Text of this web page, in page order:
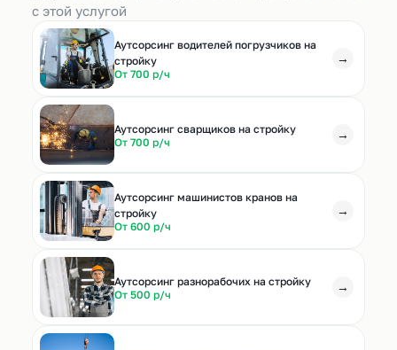
с этой услугой
Аутсорсинг водителей погрузчиков на
стройку
От 700 р/ч
→
Аутсорсинг сварщиков на стройку
От 700 р/ч
→
Аутсорсинг машинистов кранов на
стройку
От 600 р/ч
→
Аутсорсинг разнорабочих на стройку
От 500 р/ч
→